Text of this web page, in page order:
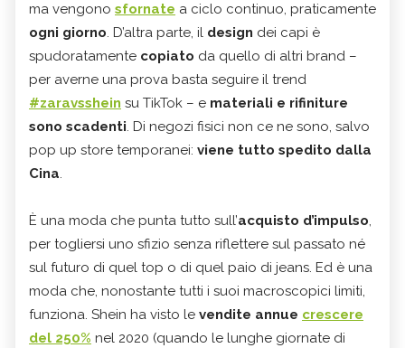
ma vengono sfornate a ciclo continuo, praticamente
ogni giorno. D’altra parte, il design dei capi è
spudoratamente copiato da quello di altri brand –
per averne una prova basta seguire il trend
#zaravsshein su TikTok – e materiali e rifiniture
sono scadenti. Di negozi fisici non ce ne sono, salvo
pop up store temporanei: viene tutto spedito dalla
Cina.
È una moda che punta tutto sull’acquisto d’impulso,
per togliersi uno sfizio senza riflettere sul passato né
sul futuro di quel top o di quel paio di jeans. Ed è una
moda che, nonostante tutti i suoi macroscopici limiti,
funziona. Shein ha visto le vendite annue crescere
del 250% nel 2020 (quando le lunghe giornate di